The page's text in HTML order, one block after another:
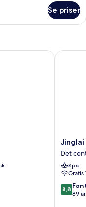
Se priser
Jinglai
Hotel
Bushe
Det
centrale
Jinglai
Det
Spa
Gratis
8.8
ud
8,8
89
Jinglai